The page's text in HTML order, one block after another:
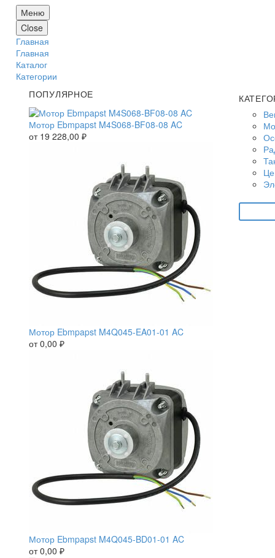
Меню
Close
Главная
Главная
Каталог
Категории
ПОПУЛЯРНОЕ
Мотор Ebmpapst M4S068-BF08-08 AC
от 19 228,00 ₽
Мотор Ebmpapst M4Q045-EA01-01 AC
от0,00 ₽
Мотор Ebmpapst M4Q045-BD01-01 AC
от0,00 ₽